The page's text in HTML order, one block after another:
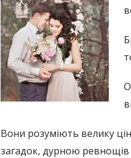
Вони розуміють велику
загадок, дурною ревнощів